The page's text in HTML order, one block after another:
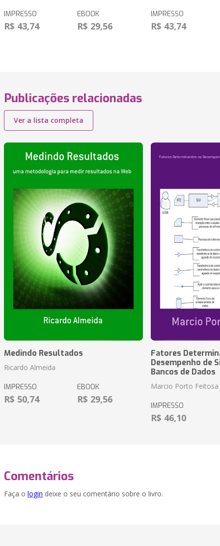
IMPRESSO
R$ 43,74
EBOOK
R$ 29,56
IMPRESSO
R$ 43,74
Publicações relacionadas
Ver a lista completa
Medindo Resultados
Ricardo Almeida
IMPRESSO
R$ 50,74
EBOOK
R$ 29,56
Fatores
Desempenho de
Bancos de Dados
Marcio Porto Feitosa
IMPRESSO
R$ 46,10
Comentários
Faça o login deixe o seu comentário sobre o livro.